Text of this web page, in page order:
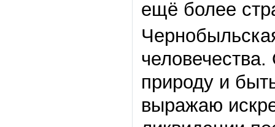
ещё более
природу и
выражаю